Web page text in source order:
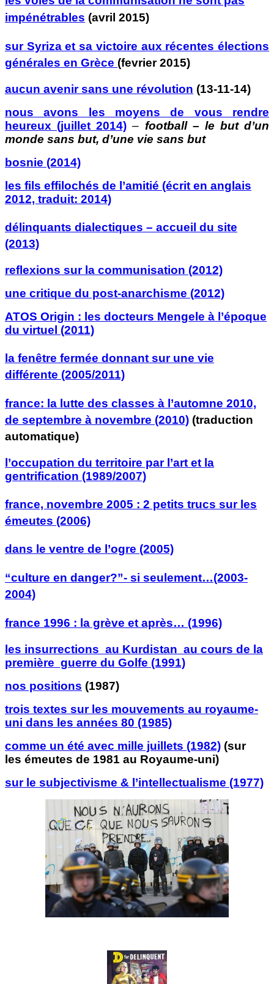
impénétrables (avril 2015)
sur Syriza et sa victoire aux récentes élections
générales en Grèce (fevrier 2015)
aucun avenir sans une révolution (13-11-14)
nous avons les moyens de vous rendre
heureux (juillet 2014) – football – le but d’un
monde sans but, d’une vie sans but
bosnie (2014)
les fils effilochés de l’amitié (écrit en anglais
2012, traduit: 2014)
délinquants dialectiques – accueil du site
(2013)
reflexions sur la communisation (2012)
une critique du post-anarchisme (2012)
ATOS Origin : les docteurs Mengele à l’époque
du virtuel (2011)
la fenêtre fermée donnant sur une vie
différente (2005/2011)
france: la lutte des classes à l’automne 2010,
de septembre à novembre (2010) (traduction
automatique)
l’occupation du territoire par l’art et la
gentrification (1989/2007)
france, novembre 2005 : 2 petits trucs sur les
émeutes (2006)
dans le ventre de l’ogre (2005)
“culture en danger?”- si seulement…(2003-
2004)
france 1996 : la grève et après… (1996)
les insurrections au Kurdistan au cours de la
première guerre du Golfe (1991)
nos positions (1987)
trois textes sur les mouvements au royaume-
uni dans les années 80 (1985)
comme un été avec mille juillets (1982) (sur
les émeutes de 1981 au Royaume-uni)
sur le subjectivisme & l’intellectualisme (1977)